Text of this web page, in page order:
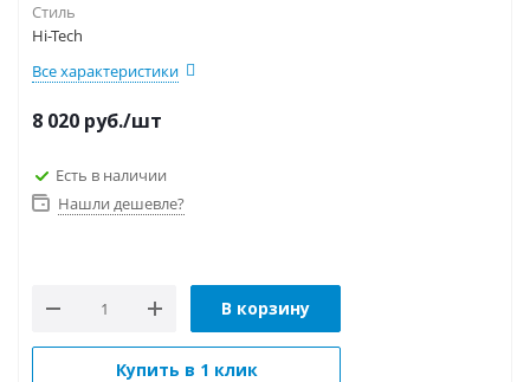
Стиль
Hi-Tech
Все характеристики
8 020 руб./шт
Есть в наличии
Нашли дешевле?
В корзину
Купить в 1 клик